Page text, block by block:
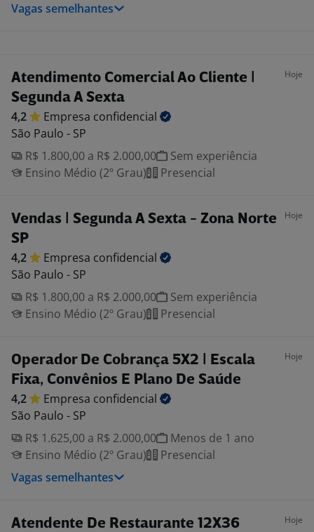
Vagas semelhantes
Atendimento Comercial Ao Cliente |
Segunda A Sexta
Hoje
4,2 Empresa confidencial
São Paulo - SP
R$ 1.800,00 a R$ 2.000,00
Sem experiência
Ensino Médio (2º Grau)
Presencial
Vendas | Segunda A Sexta - Zona Norte
SP
Hoje
4,2 Empresa confidencial
São Paulo - SP
R$ 1.800,00 a R$ 2.000,00
Sem experiência
Ensino Médio (2º Grau)
Presencial
Operador De Cobrança 5X2 | Escala
Fixa, Convênios E Plano De Saúde
Hoje
4,2 Empresa confidencial
São Paulo - SP
R$ 1.625,00 a R$ 2.000,00
Menos de 1 ano
Ensino Médio (2º Grau)
Presencial
Vagas semelhantes
Atendente De Restaurante 12X36 Hoje